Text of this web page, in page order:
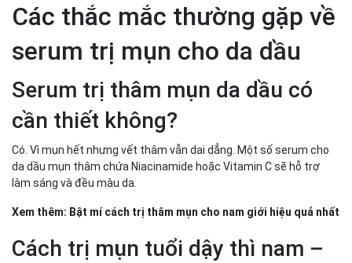
Các thắc mắc thường gặp về
serum trị mụn cho da dầu
Serum trị thâm mụn da dầu có
cần thiết không?
Có. Vì mụn hết nhưng vết thâm vẫn dai dẳng. Một số serum cho
da dầu mụn thâm chứa Niacinamide hoặc Vitamin C sẽ hỗ trợ
làm sáng và đều màu da.
Xem thêm: Bật mí cách trị thâm mụn cho nam giới hiệu quả nhất
Cách trị mụn tuổi dậy thì nam –